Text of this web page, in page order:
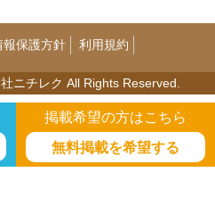
掲載希望の方はこちら
無料掲載を希望する
報保護方針 利用規約
ニチレク All Rights Reserved.